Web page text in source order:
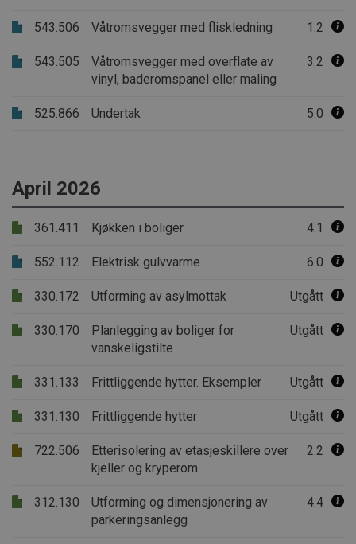
543.506 Våtromsvegger med fliskledning 1.2
543.505
Våtromsvegger med overflate av
vinyl, baderomspanel eller maling
3.2
525.866 Undertak 5.0
April 2026
361.411 Kjøkken i boliger 4.1
552.112 Elektrisk gulvvarme 6.0
330.172 Utforming av asylmottak Utgått
330.170
Planlegging av boliger for
vanskeligstilte
Utgått
331.133 Frittliggende hytter. Eksempler Utgått
331.130 Frittliggende hytter Utgått
722.506
Etterisolering av etasjeskillere over
kjeller og kryperom
2.2
312.130
Utforming og dimensjonering av
parkeringsanlegg
4.4